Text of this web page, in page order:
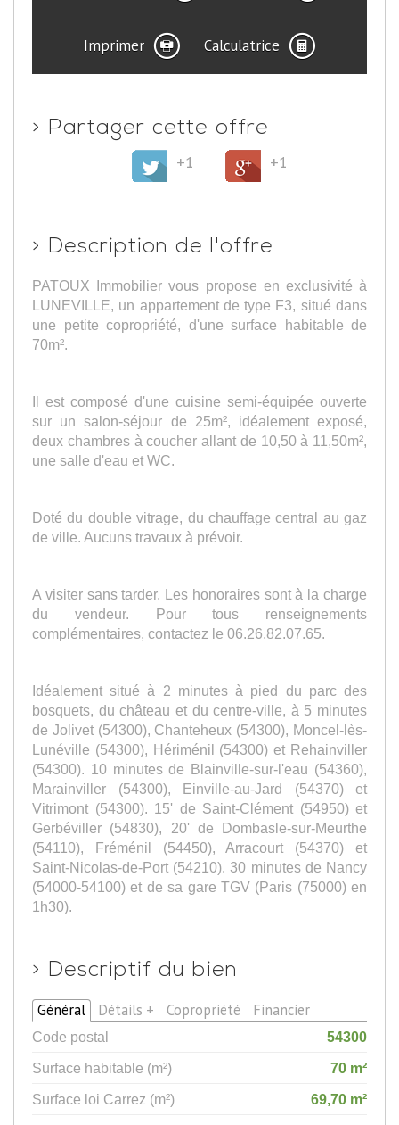
Imprimer Calculatrice
> Partager cette offre
+1
+1
> Description de l'offre
PATOUX Immobilier vous propose en exclusivité à
LUNEVILLE, un appartement de type F3, situé dans
une petite copropriété, d'une surface habitable de
70m².
Il est composé d'une cuisine semi-équipée ouverte
sur un salon-séjour de 25m², idéalement exposé,
deux chambres à coucher allant de 10,50 à 11,50m²,
une salle d'eau et WC.
Doté du double vitrage, du chauffage central au gaz
de ville. Aucuns travaux à prévoir.
A visiter sans tarder. Les honoraires sont à la charge
du vendeur. Pour tous renseignements
complémentaires, contactez le 06.26.82.07.65.
Idéalement situé à 2 minutes à pied du parc des
bosquets, du château et du centre-ville, à 5 minutes
de Jolivet (54300), Chanteheux (54300), Moncel-lès-
Lunéville (54300), Hériménil (54300) et Rehainviller
(54300). 10 minutes de Blainville-sur-l'eau (54360),
Marainviller (54300), Einville-au-Jard (54370) et
Vitrimont (54300). 15' de Saint-Clément (54950) et
Gerbéviller (54830), 20' de Dombasle-sur-Meurthe
(54110), Fréménil (54450), Arracourt (54370) et
Saint-Nicolas-de-Port (54210). 30 minutes de Nancy
(54000-54100) et de sa gare TGV (Paris (75000) en
1h30).
> Descriptif du bien
Général Détails + Copropriété Financier
Code postal
54300
Surface habitable (m²)
70 m²
Surface loi Carrez (m²)
69,70 m²